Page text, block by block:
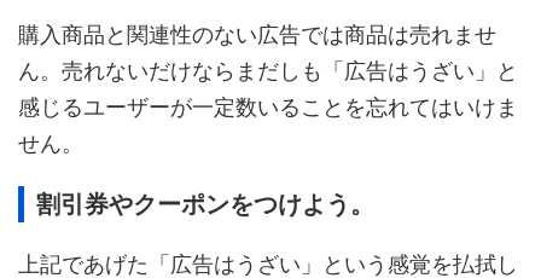
購入商品と関連性のない広告では商品は売れませ
ん。売れないだけならまだしも「広告はうざい」と
感じるユーザーが一定数いることを忘れてはいけま
せん。
割引券やクーポンをつけよう。
上記であげた「広告はうざい」という感覚を払拭し